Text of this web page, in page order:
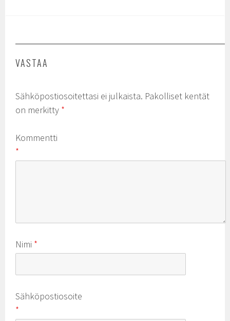
VASTAA
Sähköpostiosoitettasi ei julkaista. Pakolliset kentät
on merkitty *
Kommentti
*
Nimi *
Sähköpostiosoite
*